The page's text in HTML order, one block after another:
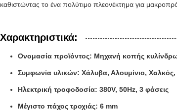
καθιστώντας το ένα πολύτιμο πλεονέκτημα για
Χαρακτηριστικά:
Ονομασία προϊόντος: Μηχανή κοπής
Συμφωνία υλικών: Χάλυβα, Αλουμίνιο, Χαλκός,
Ηλεκτρική τροφοδοσία: 380V, 50Hz, 3 φάσεις
Μέγιστο πάχος τροχιάς: 6 mm